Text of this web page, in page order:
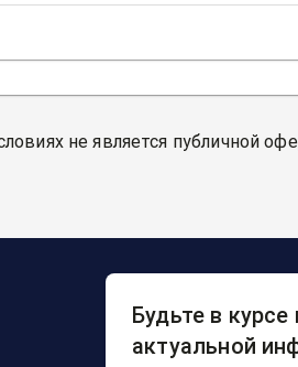
не является публичной
Будьте в
актуальной